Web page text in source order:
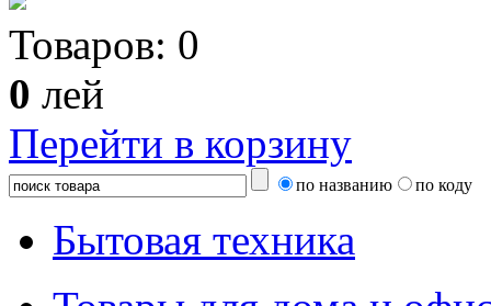
Товаров: 0
0 лей
Перейти в корзину
по названию по коду
Бытовая техника